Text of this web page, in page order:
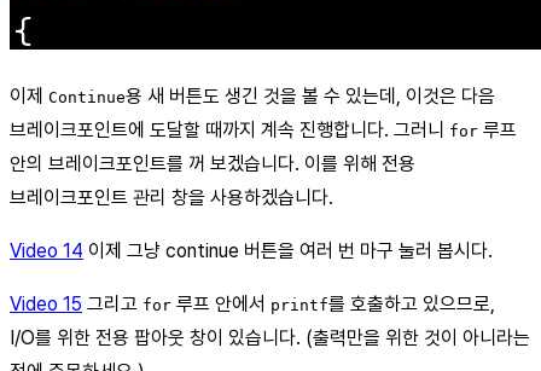
이제 Continue용 새 버튼도 생긴 것을 볼 수 있는데, 이것은 다음
브레이크포인트에 도달할 때까지 계속 진행합니다. 그러니 for 루프
안의 브레이크포인트를 꺼 보겠습니다. 이를 위해 전용
브레이크포인트 관리 창을 사용하겠습니다.
Video 14 이제 그냥 continue 버튼을 여러 번 마구 눌러 봅시다.
Video 15 그리고 for 루프 안에서 printf를 호출하고 있으므로,
I/O를 위한 전용 팝아웃 창이 있습니다. (출력만을 위한 것이 아니라는